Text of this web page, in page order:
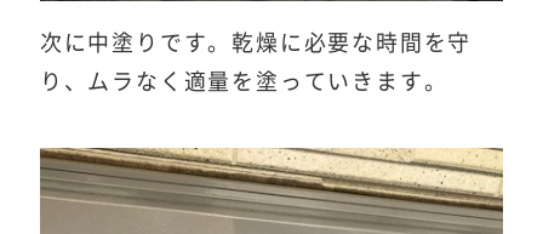
次に中塗りです。乾燥に必要な時間を守
り、ムラなく適量を塗っていきます。